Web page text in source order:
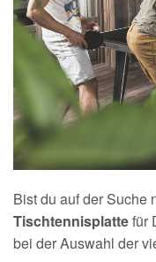
Bist du auf der Suche
Tischtennisplattefür
bei der Auswahl der